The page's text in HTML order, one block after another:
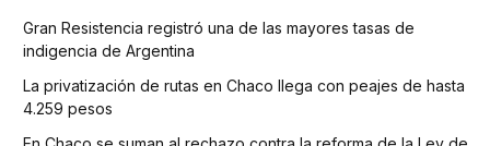
Gran Resistencia registró una de las mayores tasas de
indigencia de Argentina
La privatización de rutas en Chaco llega con peajes de hasta
4.259 pesos